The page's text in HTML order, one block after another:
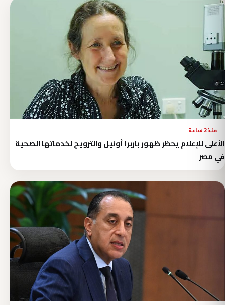
منذ 2 ساعة
الأعلى للإعلام يحظر ظهور باربرا أونيل والترويج لخدماتها الصحية
في مصر